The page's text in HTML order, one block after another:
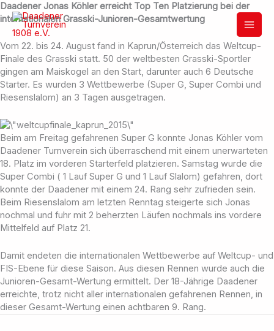
Zum
Inhalt
springen
Daadener Jonas Köhler erreicht Top Ten Platzierung bei der
internationalen Grasski-Junioren-Gesamtwertung
Vom 22. bis 24. August fand in Kaprun/Österreich das Weltcup-
Finale des Grasski statt. 50 der weltbesten Grasski-Sportler
gingen am Maiskogel an den Start, darunter auch 6 Deutsche
Starter. Es wurden 3 Wettbewerbe (Super G, Super Combi und
Riesenslalom) an 3 Tagen ausgetragen.
Beim am Freitag gefahrenen Super G konnte Jonas Köhler vom
Daadener Turnverein sich überraschend mit einem unerwarteten
18. Platz im vorderen Starterfeld platzieren. Samstag wurde die
Super Combi ( 1 Lauf Super G und 1 Lauf Slalom) gefahren, dort
konnte der Daadener mit einem 24. Rang sehr zufrieden sein.
Beim Riesenslalom am letzten Renntag steigerte sich Jonas
nochmal und fuhr mit 2 beherzten Läufen nochmals ins vordere
Mittelfeld auf Platz 21.
Damit endeten die internationalen Wettbewerbe auf Weltcup- und
FIS-Ebene für diese Saison. Aus diesen Rennen wurde auch die
Junioren-Gesamt-Wertung ermittelt. Der 18-Jährige Daadener
erreichte, trotz nicht aller internationalen gefahrenen Rennen, in
dieser Gesamt-Wertung einen achtbaren 9. Rang.